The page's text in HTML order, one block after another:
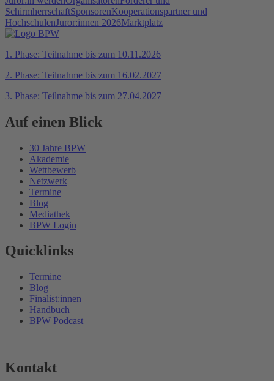
SchirmherrschaftSponsorenKooperationspartner und
HochschulenJuror:innen 2026Marktplatz
1. Phase: Teilnahme bis zum 10.11.2026
2. Phase: Teilnahme bis zum 16.02.2027
3. Phase: Teilnahme bis zum 27.04.2027
Auf einen Blick
30 Jahre BPW
Akademie
Wettbewerb
Netzwerk
Termine
Blog
Mediathek
BPW Login
Quicklinks
Termine
Blog
Finalist:innen
Handbuch
BPW Podcast
Kontakt